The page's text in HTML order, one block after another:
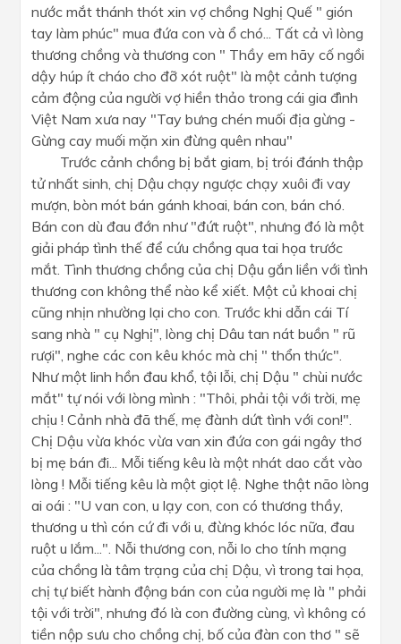
nước mắt thánh thót xin vợ chồng Nghị Quế " gión
tay làm phúc" mua đứa con và ổ chó... Tất cả vì lòng
thương chồng và thương con " Thầy em hãy cố ngồi
dậy húp ít cháo cho đỡ xót ruột" là một cảnh tượng
cảm động của người vợ hiền thảo trong cái gia đình
Việt Nam xưa nay "Tay bưng chén muối địa gừng -
Gừng cay muối mặn xin đừng quên nhau"
Trước cảnh chồng bị bắt giam, bị trói đánh thập
tử nhất sinh, chị Dậu chạy ngược chạy xuôi đi vay
mượn, bòn mót bán gánh khoai, bán con, bán chó.
Bán con dù đau đớn như "đứt ruột", nhưng đó là một
giải pháp tình thế để cứu chồng qua tai họa trước
mắt. Tình thương chồng của chị Dậu gắn liền với tình
thương con không thể nào kể xiết. Một củ khoai chị
cũng nhịn nhường lại cho con. Trước khi dẫn cái Tí
sang nhà " cụ Nghị", lòng chị Dâu tan nát buồn " rũ
rượi", nghe các con kêu khóc mà chị " thổn thức".
Như một linh hồn đau khổ, tội lỗi, chị Dậu " chùi nước
mắt" tự nói với lòng mình : "Thôi, phải tội với trời, mẹ
chịu ! Cảnh nhà đã thế, mẹ đành dứt tình với con!".
Chị Dậu vừa khóc vừa van xin đứa con gái ngây thơ
bị mẹ bán đi... Mỗi tiếng kêu là một nhát dao cắt vào
lòng ! Mỗi tiếng kêu là một giọt lệ. Nghe thật não lòng
ai oái : "U van con, u lạy con, con có thương thầy,
thương u thì cón cứ đi với u, đừng khóc lóc nữa, đau
ruột u lắm...". Nỗi thương con, nỗi lo cho tính mạng
của chồng là tâm trạng của chị Dậu, vì trong tai họa,
chị tự biết hành động bán con của người mẹ là " phải
tội với trời", nhưng đó là con đường cùng, vì không có
tiền nộp sưu cho chồng chị, bố của đàn con thơ " sẽ